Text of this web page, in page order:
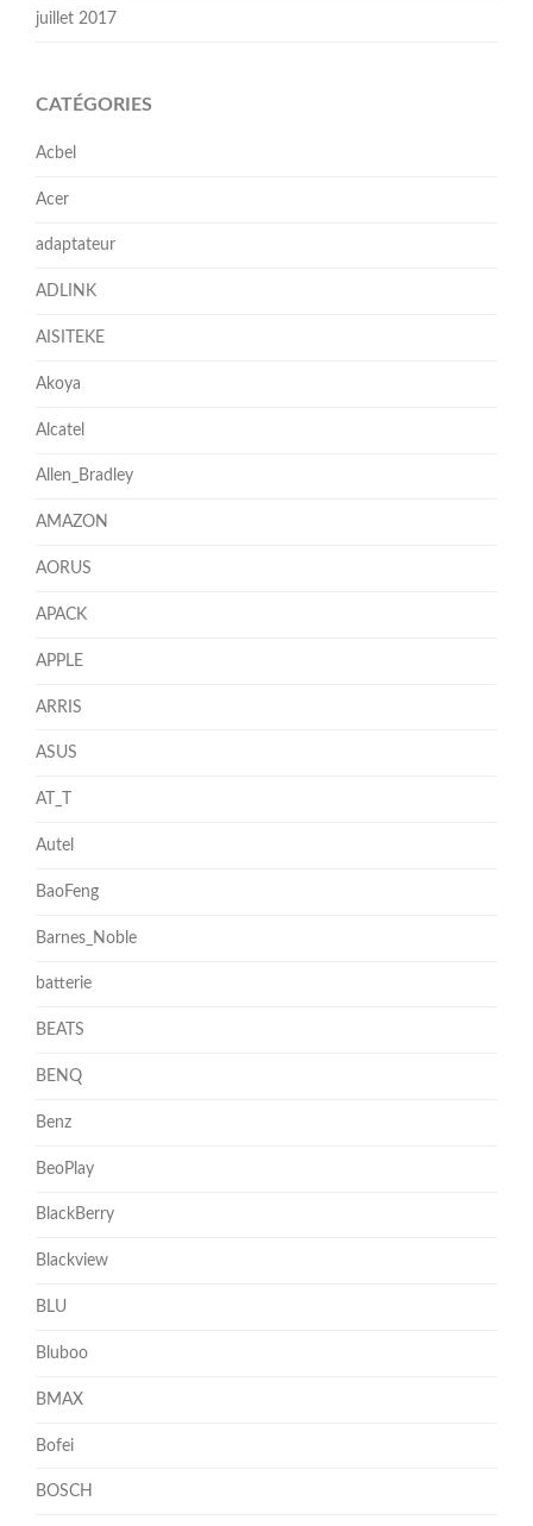
juillet 2017
CATÉGORIES
Acbel
Acer
adaptateur
ADLINK
AISITEKE
Akoya
Alcatel
Allen_Bradley
AMAZON
AORUS
APACK
APPLE
ARRIS
ASUS
AT_T
Autel
BaoFeng
Barnes_Noble
batterie
BEATS
BENQ
Benz
BeoPlay
BlackBerry
Blackview
BLU
Bluboo
BMAX
Bofei
BOSCH